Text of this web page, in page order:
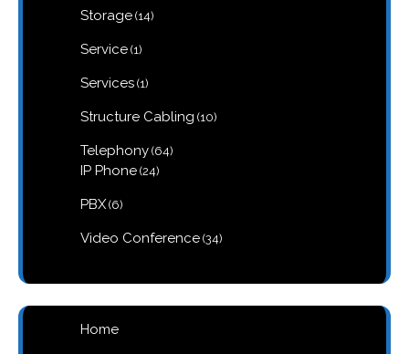
Storage 1414
Service 11
Services 11
Structure Cabling 1010
Telephony 6464
IP Phone 2424
PBX 66
Video Conference 3434
Home